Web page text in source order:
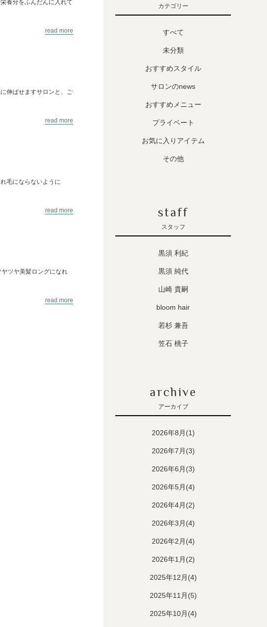
養分をふんだんに入れて
read more
伸ばせますサロンと、ご
read more
毛にならないように
read more
ツヤ美髪ロングになれ
read more
カテゴリー
すべて
未分類
おすすめスタイル
サロンのnews
おすすめメニュー
プライベート
お気に入りアイテム
その他
staff
スタッフ
黒須 利紀
黒須 純代
山崎 貴嗣
bloom hair
若杉 兼吾
笠石 桃子
archive
アーカイブ
2026年8月(1)
2026年7月(3)
2026年6月(3)
2026年5月(4)
2026年4月(2)
2026年3月(4)
2026年2月(4)
2026年1月(2)
2025年12月(4)
2025年11月(5)
2025年10月(4)